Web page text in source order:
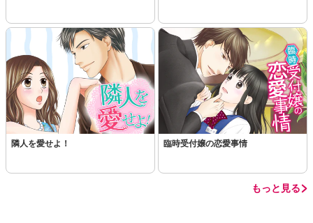
隣人を愛せよ！ 臨時受付嬢の恋愛事情
もっと見る